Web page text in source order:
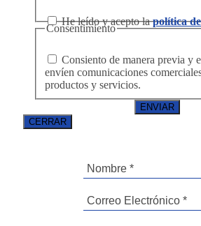
He leído y acepto lapolítica
Consentimiento
Consiento de manera previa y
envíen comunicaciones
productos y servicios.
CERRAR